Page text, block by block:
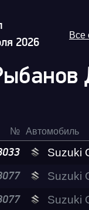
2026
Все
№ Автомобиль
Suzuki GSX-
Suzuki GSX-
Suzuki GSX-